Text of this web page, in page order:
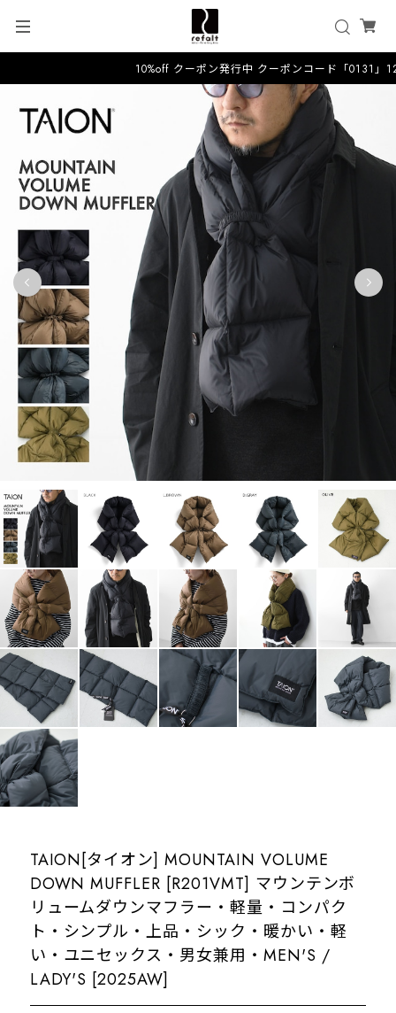
10%off クーポン発行中 クーポンコード「0131」
TAION[タイオン] MOUNTAIN VOLUME
DOWN MUFFLER [R201VMT] マウンテンボ
リュームダウンマフラー・軽量・コンパク
ト・シンプル・上品・シック・暖かい・軽
い・ユニセックス・男女兼用・MEN'S /
LADY'S [2025AW]